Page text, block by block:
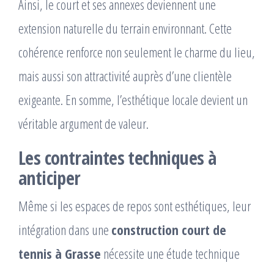
Ainsi, le court et ses annexes deviennent une
extension naturelle du terrain environnant. Cette
cohérence renforce non seulement le charme du lieu,
mais aussi son attractivité auprès d’une clientèle
exigeante. En somme, l’esthétique locale devient un
véritable argument de valeur.
Les contraintes techniques à
anticiper
Même si les espaces de repos sont esthétiques, leur
intégration dans une construction court de
tennis à Grasse nécessite une étude technique